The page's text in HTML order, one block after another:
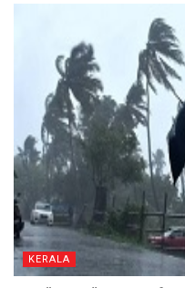
KERALA